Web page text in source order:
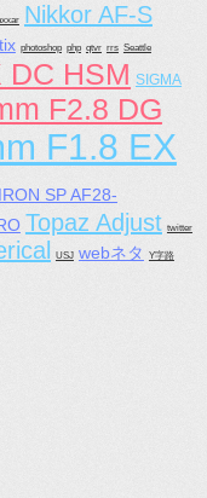
Nikkor AF-S
photoshop php qtvr rrs Seattle
DC HSM SIGMA
F2.8 DG
F1.8 EX
SP AF28-
Topaz Adjust twitter
USJ webネタ Y字路